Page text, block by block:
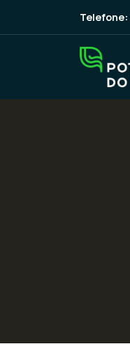
Telefone: